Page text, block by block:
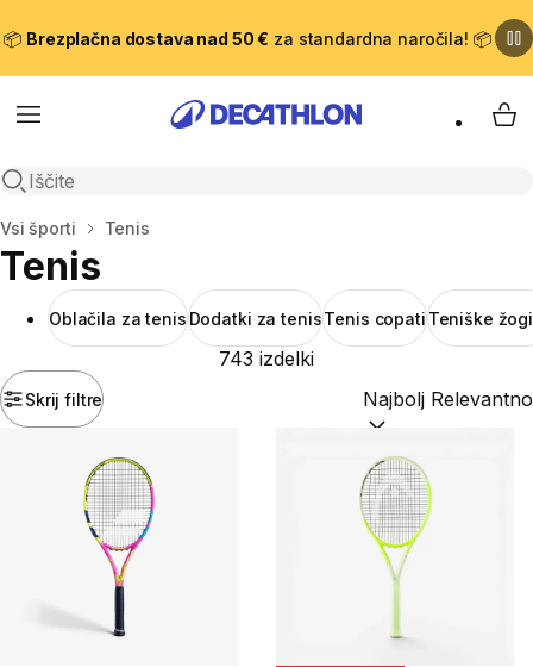
📦 Brezplačna dostava nad 50 € za standardna naročila! 📦
Meni
Odpri iskanje
Domov
Vsi športi Tenis
Tenis
Oblačila za tenis Dodatki za tenisTenis copati Teniške
Skrij filtre
743 izdelki
Razvrsti po: